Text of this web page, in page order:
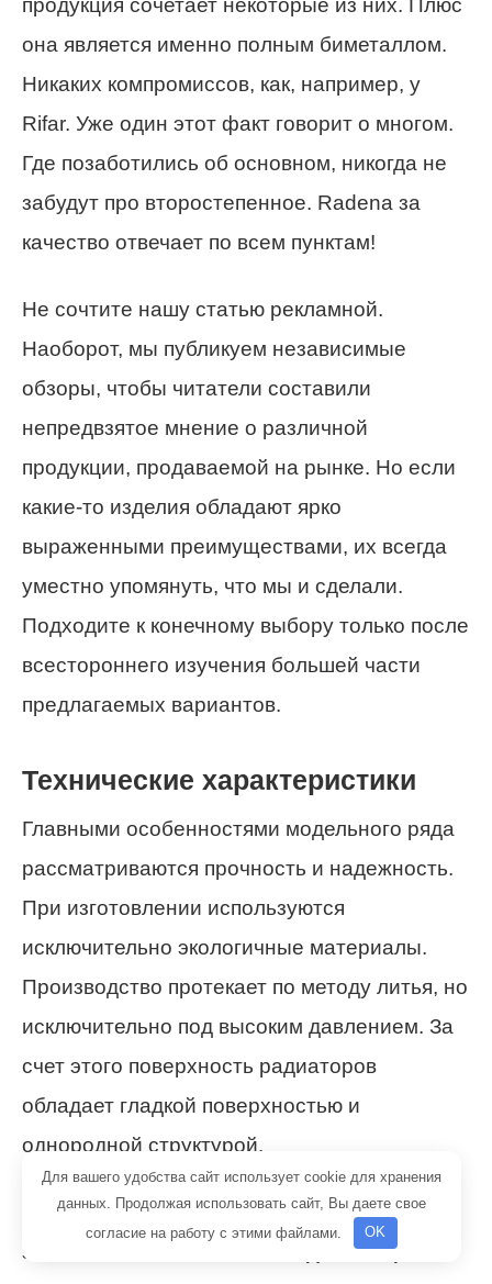
продукция сочетает некоторые из них. Плюс
она является именно полным биметаллом.
Никаких компромиссов, как, например, у
Rifar. Уже один этот факт говорит о многом.
Где позаботились об основном, никогда не
забудут про второстепенное. Radena за
качество отвечает по всем пунктам!
Не сочтите нашу статью рекламной.
Наоборот, мы публикуем независимые
обзоры, чтобы читатели составили
непредвзятое мнение о различной
продукции, продаваемой на рынке. Но если
какие-то изделия обладают ярко
выраженными преимуществами, их всегда
уместно упомянуть, что мы и сделали.
Подходите к конечному выбору только после
всестороннего изучения большей части
предлагаемых вариантов.
Технические характеристики
Главными особенностями модельного ряда
рассматриваются прочность и надежность.
При изготовлении используются
исключительно экологичные материалы.
Производство протекает по методу литья, но
исключительно под высоким давлением. За
счет этого поверхность радиаторов
обладает гладкой поверхностью и
однородной структурой.
Еще один положительный аргумент
заключается в том, что каждая секция
Для вашего удобства сайт использует cookie для хранения
данных. Продолжая использовать сайт, Вы даете свое
согласие на работу с этими файлами.
OK